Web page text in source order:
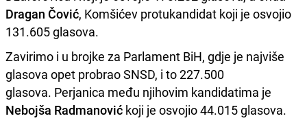
Dragan Čović, Komšićev protukandidat koji je osvojio
131.605 glasova.
Zavirimo i u brojke za Parlament BiH, gdje je najviše
glasova opet probrao SNSD, i to 227.500
glasova. Perjanica među njihovim kandidatima je
Nebojša Radmanović koji je osvojio 44.015 glasova.